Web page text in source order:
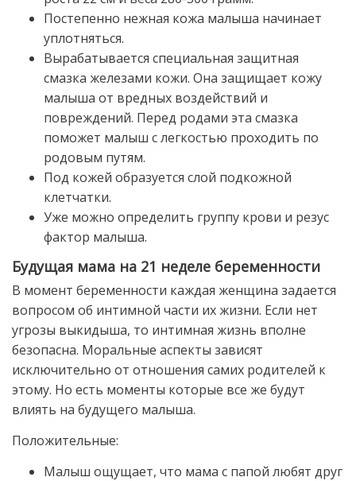
Постепенно нежная кожа малыша начинает
уплотняться.
Вырабатывается специальная защитная
смазка железами кожи. Она защищает кожу
малыша от вредных воздействий и
повреждений. Перед родами эта смазка
поможет малыш с легкостью проходить по
родовым путям.
Под кожей образуется слой подкожной
клетчатки.
Уже можно определить группу крови и резус
фактор малыша.
Будущая мама на 21 неделе беременности
В момент беременности каждая женщина задается
вопросом об интимной части их жизни. Если нет
угрозы выкидыша, то интимная жизнь вполне
безопасна. Моральные аспекты зависят
исключительно от отношения самих родителей к
этому. Но есть моменты которые все же будут
влиять на будущего малыша.
Положительные:
Малыш ощущает, что мама с папой любят друг